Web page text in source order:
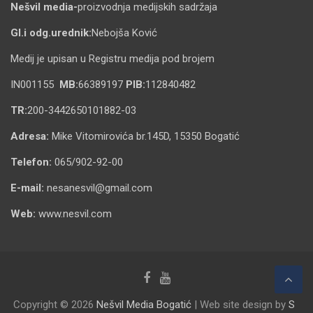
Nešvil media-proizvodnja medijskih sadržaja
Gl.i odg.urednik:Nebojša Ković
Medij je upisan u Registru medija pod brojem
IN001155 MB:66389197 PIB:112840482
TR:200-3442650101882-03
Adresa: Mike Vitomirovića br.145D, 15350 Bogatić
Telefon: 065/902-92-00
E-mail: nesanesvil@gmail.com
Web: www.nesvil.com
Copyright © 2026 Nešvil Media Bogatić| Web site design by S